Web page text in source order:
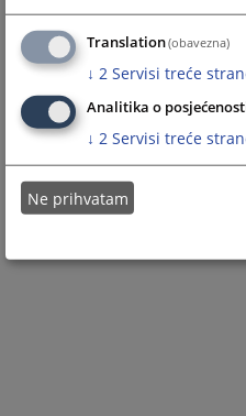
Translation(obavezna)
↓ 2 Servisi treće
Analitika o
↓ 2 Servisi treće
Ne prihvatam